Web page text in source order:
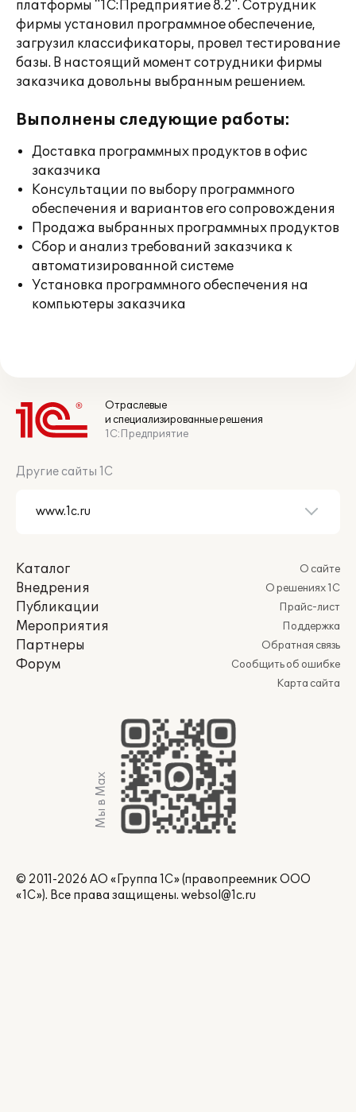
платформы "1С:Предприятие 8.2". Сотрудник
фирмы установил программное обеспечение,
загрузил классификаторы, провел тестирование
базы. В настоящий момент сотрудники фирмы
заказчика довольны выбранным решением.
Выполнены следующие работы:
Доставка программных продуктов в офис
заказчика
Консультации по выбору программного
обеспечения и вариантов его сопровождения
Продажа выбранных программных продуктов
Сбор и анализ требований заказчика к
автоматизированной системе
Установка программного обеспечения на
компьютеры заказчика
Отраслевые
и специализированные решения
1С:Предприятие
Другие сайты 1С
Каталог
Внедрения
Публикации
Мероприятия
Партнеры
Форум
О сайте
О решениях 1С
Прайс-лист
Поддержка
Обратная связь
Сообщить об ошибке
Карта сайта
Мы в Max
© 2011-2026 АО «Группа 1С» (правопреемник ООО
«1С»). Все права защищены. websol@1c.ru